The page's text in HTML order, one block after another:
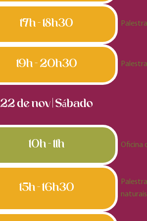
Instrutor: Roland Brooks Cooke,
compartilha informações técnicas
Palestrante: Professora Doutora
doutora em Ciências Biológicas
orientadora de mestres e doutores.
na propagação in vitro e
17h - 18h30
Palestrante: Zenaide Nunes
19h - 20h30
Palestrante: Carol Costa. Jornalista,
Brasil. Premiada de 2019 a 2022
temporadas do programa “Mais Cor,
nove livros, com três obras no topo do
22 de nov | Sábado
10h - 11h Oficina
Profa. Karin Esemann de Quadros
do Herbário JOI e coordenadora do
15h - 16h30